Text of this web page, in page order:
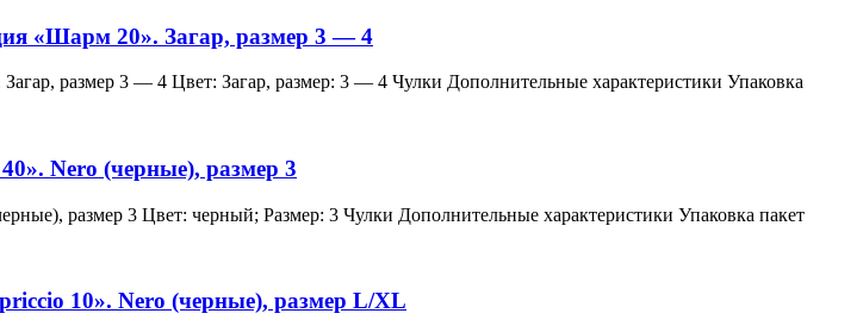
«Шарм 20». Загар, размер 3 — 4
размер 3 — 4 Цвет: Загар, размер: 3 — 4 Чулки Дополнительные характеристики Упаковка
Nero (черные), размер 3
размер 3 Цвет: черный; Размер: 3 Чулки Дополнительные характеристики Упаковка пакет
10». Nero (черные), размер L/XL